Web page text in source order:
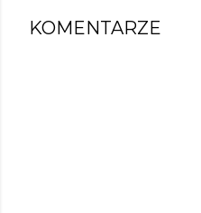
KOMENTARZE